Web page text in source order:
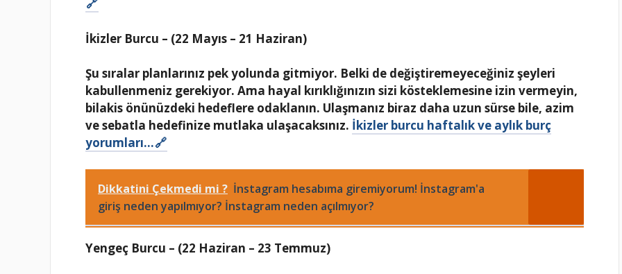
İkizler Burcu – (22 Mayıs – 21 Haziran)
Şu sıralar planlarınız pek yolunda gitmiyor. Belki de değiştiremeyeceğiniz şeyleri
kabullenmeniz gerekiyor. Ama hayal kırıklığınızın sizi kösteklemesine izin vermeyin,
bilakis önünüzdeki hedeflere odaklanın. Ulaşmanız biraz daha uzun sürse bile, azim
ve sebatla hedefinize mutlaka ulaşacaksınız. İkizler burcu haftalık ve aylık burç
yorumları…
Dikkatini Çekmedi mi ? İnstagram hesabıma giremiyorum! İnstagram'a
giriş neden yapılmıyor? İnstagram neden açılmıyor?
Yengeç Burcu – (22 Haziran – 23 Temmuz)